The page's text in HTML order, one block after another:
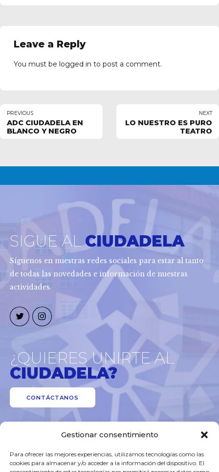
Gestionar consentimiento
Para ofrecer las mejores experiencias, utilizamos tecnologías como las
cookies para almacenar y/o acceder a la información del dispositivo. El
Leave a Reply
You must be logged in to post a comment.
PREVIOUS
ADC CIUDADELA EN
BLANCO Y NEGRO
NEXT
LO NUESTRO ES PURO
TEATRO
SIGUE ALCIUDADELA
Síguenos en nuestras redes sociales para estar al tanto
de todas las novedades e información de nuestras
actividades.
¿QUIERES UNIRTE AL
CIUDADELA?
CONTÁCTANOS